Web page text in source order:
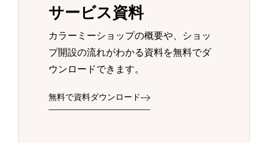
サービス資料
カラーミーショップの概要や、ショッ
プ開設の流れがわかる資料を無料でダ
ウンロードできます。
無料で資料ダウンロード